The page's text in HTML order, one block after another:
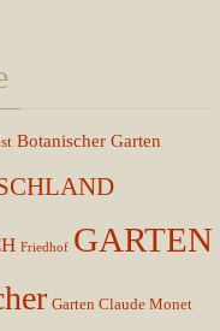
Botanischer Garten
Friedhof GARTEN
Garten Claude Monet